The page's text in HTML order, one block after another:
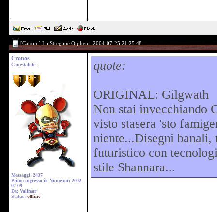
[Cartoni] Lo Stregone Orphen - 2004-07-25 21:25:48
Cronos
Conestabile
Messaggi: 2437
Primo ingresso in Numenor: 2002-
07-09
Da: Valimar
Status: offline
quote:
ORIGINAL: Gilgwath
Non stai invecchiando
visto stasera 'sto
niente...Disegni banali,
futuristico con
stile Shannara...